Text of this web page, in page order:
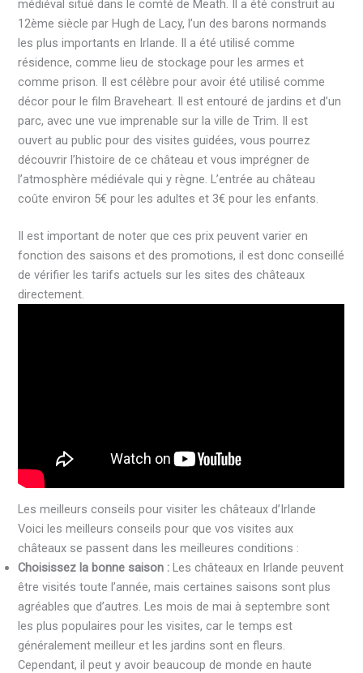
médiéval situé dans le comté de Meath. Il a été construit au
12ème siècle par Hugh de Lacy, l’un des barons normands
les plus importants en Irlande. Il a été utilisé comme
résidence, comme lieu de stockage pour les armes et
comme prison. Il est célèbre pour avoir été utilisé comme
décor pour le film Braveheart. Il est entouré de jardins et d’un
parc, avec une vue imprenable sur la ville de Trim. Il est
ouvert au public pour des visites guidées, vous pourrez
découvrir l’histoire de ce château et vous imprégner de
l’atmosphère médiévale qui y règne. L’entrée au château
coûte environ 5€ pour les adultes et 3€ pour les enfants.
Il est important de noter que ces prix peuvent varier en
fonction des saisons et des promotions, il est donc conseillé
de vérifier les tarifs actuels sur les sites des châteaux
directement.
Les meilleurs conseils pour visiter les châteaux d’Irlande
Voici les meilleurs conseils pour que vos visites aux
châteaux se passent dans les meilleures conditions :
Choisissez la bonne saison : Les châteaux en Irlande peuvent
être visités toute l’année, mais certaines saisons sont plus
agréables que d’autres. Les mois de mai à septembre sont
les plus populaires pour les visites, car le temps est
généralement meilleur et les jardins sont en fleurs.
Cependant, il peut y avoir beaucoup de monde en haute